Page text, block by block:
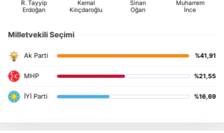
Milletvekili Seçimi
%41,91
%21,55
%16,69